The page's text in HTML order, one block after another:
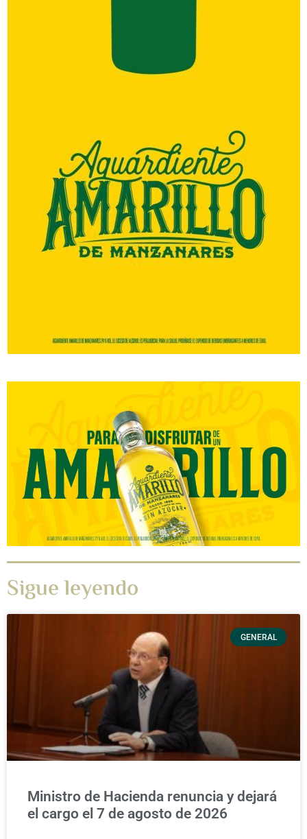
Sigue leyendo
GENERAL
Ministro de Hacienda renuncia y dejará
el cargo el 7 de agosto de 2026